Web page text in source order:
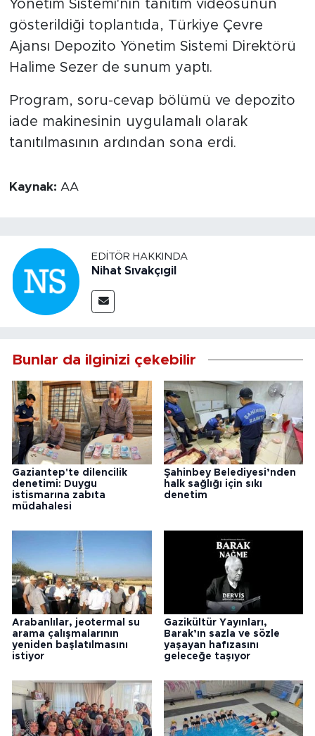
Yönetim Sistemi'nin tanıtım videosunun
gösterildiği toplantıda, Türkiye Çevre
Ajansı Depozito Yönetim Sistemi Direktörü
Halime Sezer de sunum yaptı.
Program, soru-cevap bölümü ve depozito
iade makinesinin uygulamalı olarak
tanıtılmasının ardından sona erdi.
Kaynak: AA
EDITÖR HAKKINDA
Nihat Sıvakçıgil
Bunlar da ilginizi çekebilir
Gaziantep'te dilencilik
denetimi: Duygu
istismarına zabıta
müdahalesi
Şahinbey Belediyesi’nden
halk sağlığı için sıkı
denetim
Arabanlılar, jeotermal su
arama çalışmalarının
yeniden başlatılmasını
istiyor
Gazikültür Yayınları,
Barak’ın sazla ve sözle
yaşayan hafızasını
geleceğe taşıyor